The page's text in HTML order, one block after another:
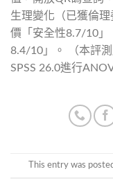
生理變化（已獲倫
價「安全性8.7/10
8.4/10」。 （本評
SPSS 26.0進行
This entry was